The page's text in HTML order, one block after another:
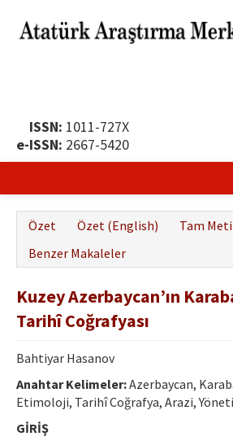
ISSN: 1011-727X
e-ISSN: 2667-5420
Yayın Politikası
Dergi Kurulları
Yayın İlkeleri
Etik İlkeler
Yazar Rehberi
Hakem Rehberi
Özet Özet (English) Tam
Benzer Makaleler
Kuzey Azerbaycan’ın
Tarihî Coğrafyası
Bahtiyar Hasanov
Anahtar Kelimeler:Azerbaycan,
Etimoloji, Tarihî Coğrafya, Arazi,
GİRİŞ